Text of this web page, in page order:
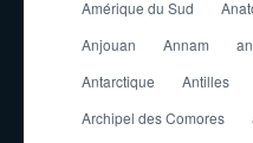
Amérique du Sud
Anjouan
Annam
Antarctique
Antilles
Archipel des Comores